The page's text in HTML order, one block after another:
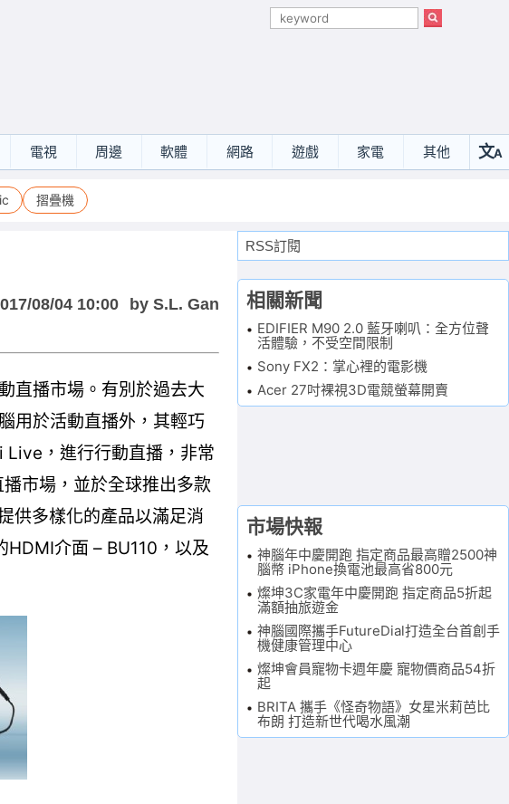
電視 周邊 軟體 網路 遊戲 家電 其他 文A
摺疊機
08/04 10:00 by S.L. Gan
直播市場。有別於過去大
用於活動直播外，其輕巧
Live，進行行動直播，非常
市場，並於全球推出多款
供多樣化的產品以滿足消
介面 – BU110，以及
RSS訂閱
相關新聞
EDIFIER M90 2.0 藍牙喇叭：全方位聲
活體驗，不受空間限制
Sony FX2：掌心裡的電影機
Acer 27吋裸視3D電競螢幕開賣
市場快報
神腦年中慶開跑 指定商品最高贈2500神
腦幣 iPhone換電池最高省800元
燦坤3C家電年中慶開跑 指定商品5折起
滿額抽旅遊金
神腦國際攜手FutureDial打造全台首創手
機健康管理中心
燦坤會員寵物卡週年慶 寵物價商品54折
起
BRITA 攜手《怪奇物語》女星米莉芭比
布朗 打造新世代喝水風潮